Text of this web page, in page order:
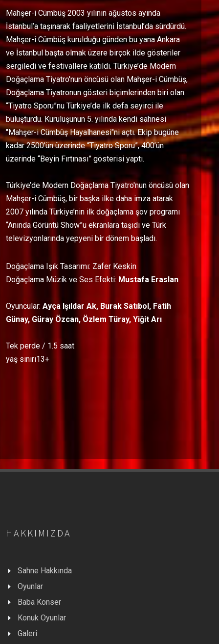
Mahşer-i Cümbüş 2003 yılının ağustos ayında
İstanbul’a taşınarak faaliyetlerini İstanbul’da sürdürdü.
Mahşer-i Cümbüş kurulduğu günden bu yana Ankara
ve İstanbul başta olmak üzere birçok ilde gösteriler
sergiledi ve festivallere katıldı. Türkiye’de Modern
Doğaçlama Tiyatro'nun öncüsü olan Mahşer-i Cümbüş,
Doğaçlama Tiyatronun gösteri biçimlerinden biri olan
“Tiyatro Sporu”nu Türkiye’de ilk defa seyirci ile
buluşturdu. Kuruluşunun 5. yılında kendi sahnesi
"Mahşer-i Cümbüş Hayalhanesi"ni açtı. Ekip bugüne
kadar 2500'ün üzerinde “Tiyatro Sporu”, 400’ün
üzerinde “Beyin Fırtınası” gösterisi yaptı.
Türkiye’de Modern Doğaçlama Tiyatro'nun öncüsü olan
Mahşer-i Cümbüş, bir başka ilke daha imza atarak
2007 yılında Türkiye’nin ilk doğaçlama şov programı
“Anında Görüntü Show”u ekranlara taşıdı ve Türk
televizyonlarında yepyeni bir dönem başladı.
Doğaçlama Işık Tasarımı: Zafer Keskin
Doğaçlama Müzik ve Ses Efekti: Mustafa Eraslan
Oyuncular: Ayça Işıldar Ak, Burak Satıbol, Fatih
Günay, Güray Özcan, Özlem Türay, Yiğit Arı
Tek perde / 1.5 saat
yaş sınırı13+
HAKKIMIZDA
Sahne Hakkında
Oyunlar
Baba Konser
Konuk Oyunlar
Galeri